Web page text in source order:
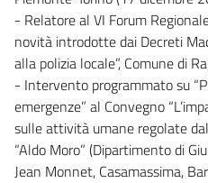
- Relatore al VI Forum
novità introdotte dai Decreti
alla polizia locale”, Comune di
- Intervento programmato su
emergenze” al Convegno
sulle attività umane regolate
“Aldo Moro” (Dipartimento di
Jean Monnet, Casamassima,